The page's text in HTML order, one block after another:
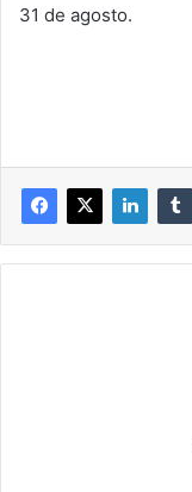
31 de agosto.